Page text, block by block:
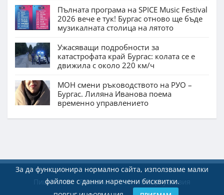
Пълната програма на SPICE Music Festival
2026 вече е тук! Бургас отново ще бъде
музикалната столица на лятото
Ужасяващи подробности за
катастрофата край Бургас: колата се е
движила с около 220 км/ч
МОН смени ръководството на РУО –
Бургас. Лиляна Иванова поема
временно управлението
За да функционира нормално сайта, използваме малки
файлове с данни наречени бисквитки.
Пишете ни Реклама Екип Общи условия